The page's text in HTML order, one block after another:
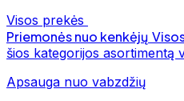
Visos prekės
Priemonės nuo kenkėjų
šios kategorijos asortimentą
Apsauga nuo vabzdžių